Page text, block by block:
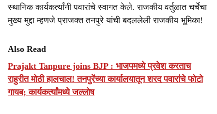
स्थानिक कार्यकर्त्यांनी पवारांचे स्वागत केले. राजकीय वर्तुळात चर्चेचा
मुख्य मुद्दा म्हणजे प्राजक्त तनपुरे यांची बदललेली राजकीय भूमिका!
Also Read
Prajakt Tanpure joins BJP : भाजपमध्ये प्रवेश करताच
राहुरीत मोठी हालचाल! तनपुरेंच्या कार्यालयातून शरद पवारांचे फोटो
गायब; कार्यकर्त्यांमध्ये जल्लोष